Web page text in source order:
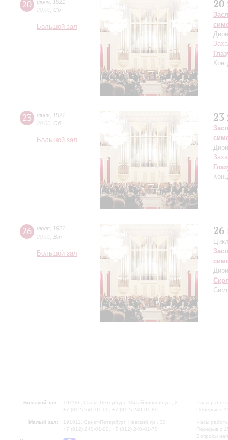
20 июля
1921
20:00 Ср
Большой зал
23 июля
1921
20:00 Сб
Большой зал
26 июля
1921
20:00 Вт
Большой зал
Большой зал:
191186, Санкт-Петербург, Михайловская ул., 2
+7 (812) 240-01-00, +7 (812) 240-01-80
Малый зал:
191011, Санкт-Петербург, Невский пр., 30
+7 (812) 240-01-00, +7 (812) 240-01-70
Часы
Перерыв с
Часы
Перерыв с
Вопросы